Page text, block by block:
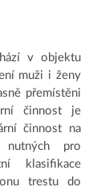
v objektu
muži i ženy
přemístěni
činnost je
činnost na
nutných pro
klasifikace
trestu do